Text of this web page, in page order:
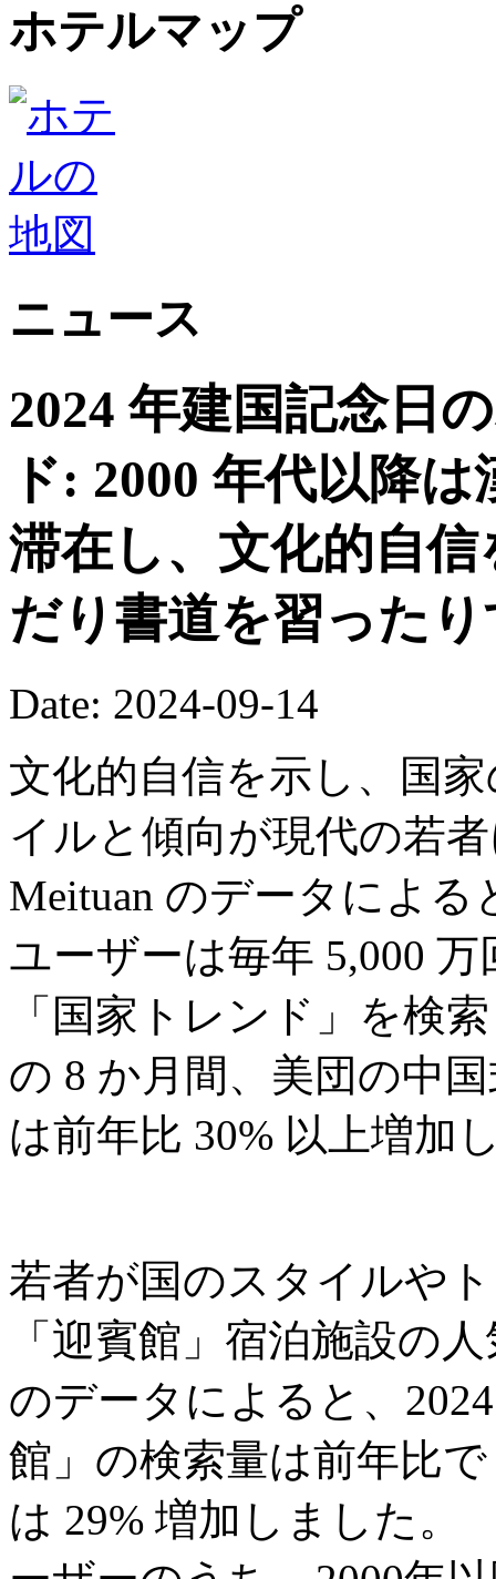
ホテルマップ
ニュース
2024 年建国記念日
ド: 2000 年代以降
滞在し、文化的自
だり書道を習った
Date: 2024-09-14
文化的自信を示し、国
イルと傾向が現代の若
Meituan のデータによ
ユーザーは毎年 5,000
「国家トレンド」を検
の 8 か月間、美団の中
は前年比 30% 以上増加
若者が国のスタイルや
「迎賓館」宿泊施設の
のデータによると、
館」の検索量は前年比
は 29% 増加しました。